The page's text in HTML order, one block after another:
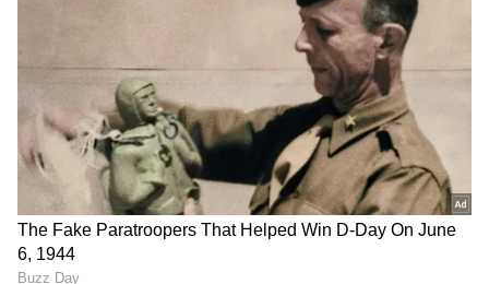
ஜேசன் ராய், ஜானி பேர்ஸ்டோ, ஜோ ரூட்,
பென் ஸ்டோக்ஸ், ஜோஸ் பட்லர் (கேப்டன்,
விக்கெட் கீப்பர்), லியாம் லிவிங்ஸ்டோன்,
மொயின் அலி, சாம் கரன், அடில் ரஷீத்,
ப்ரைடன் கர்ஸ், மேட்டி பாட்ஸ்.